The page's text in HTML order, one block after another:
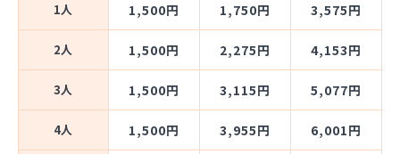
1人 1,500円 1,750円 3,575円
2人 1,500円 2,275円 4,153円
3人 1,500円 3,115円 5,077円
4人 1,500円 3,955円 6,001円